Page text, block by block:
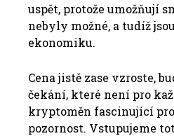
uspět, protože umožňují
nebyly možné, a tudíž
ekonomiku.
Cena jistě zase vzroste,
čekání, které není pro
kryptoměn fascinující
pozornost. Vstupujeme